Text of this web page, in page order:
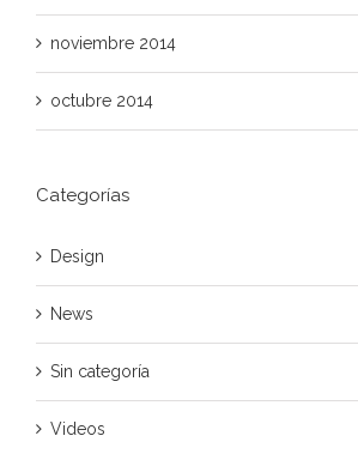
noviembre 2014
octubre 2014
Categorías
Design
News
Sin categoría
Videos